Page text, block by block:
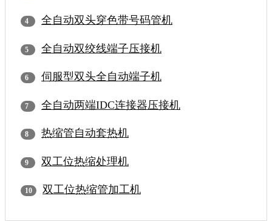
全自动双头穿色带号码管机
全自动双绞线端子压接机
伺服型双头全自动端子机
全自动两端IDC连接器压接机
热缩管自动套热机
双工位热缩处理机
双工位热缩管加工机